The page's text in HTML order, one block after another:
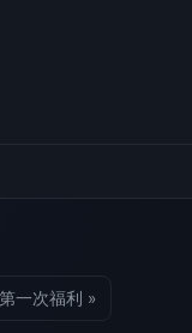
一次福利 »